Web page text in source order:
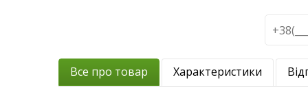
Все про товар Характеристики